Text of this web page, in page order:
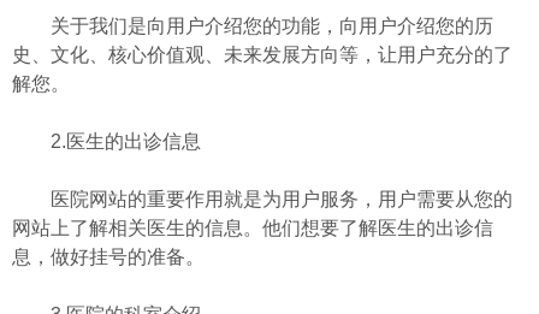
关于我们是向用户介绍您的功能，向用户介绍您的历
史、文化、核心价值观、未来发展方向等，让用户充分的了
解您。
2.医生的出诊信息
医院网站的重要作用就是为用户服务，用户需要从您的
网站上了解相关医生的信息。他们想要了解医生的出诊信
息，做好挂号的准备。